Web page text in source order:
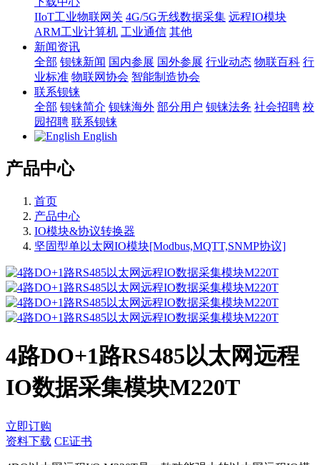
IIoT工业物联网关 4G/5G无线数据采集 远程IO模块
ARM工业计算机 工业通信 其他
新闻资讯
全部 钡铼新闻 国内参展 国外参展 行业动态 物联百科 行
业标准 物联网协会 智能制造协会
联系钡铼
全部 钡铼简介 钡铼海外 部分用户 钡铼法务 社会招聘 校
园招聘 联系钡铼
English
产品中心
首页
产品中心
IO模块&协议转换器
坚固型单以太网IO模块[Modbus,MQTT,SNMP协议]
4路DO+1路RS485以太网远程
IO数据采集模块M220T
立即订购
资料下载 CE证书